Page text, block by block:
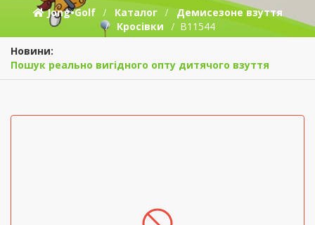
Jong•Golf Каталог
Демисезонe взуття
Кросівки
B11544
Новини:
Пошук реально вигідного опту дитячого взуття